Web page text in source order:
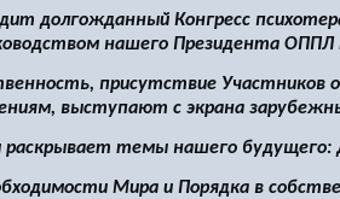
долгожданный Конгресс
нашего Президента ОППЛ
присутствие Участников
выступают с экрана
раскрывает темы нашего
Мира и Порядка в